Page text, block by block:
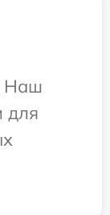
Наш
для